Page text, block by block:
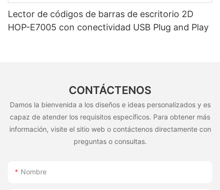
Lector de códigos de barras de escritorio 2D
HOP-E7005 con conectividad USB Plug and Play
CONTÁCTENOS
Damos la bienvenida a los diseños e ideas personalizados y es
capaz de atender los requisitos específicos. Para obtener más
información, visite el sitio web o contáctenos directamente con
preguntas o consultas.
Nombre